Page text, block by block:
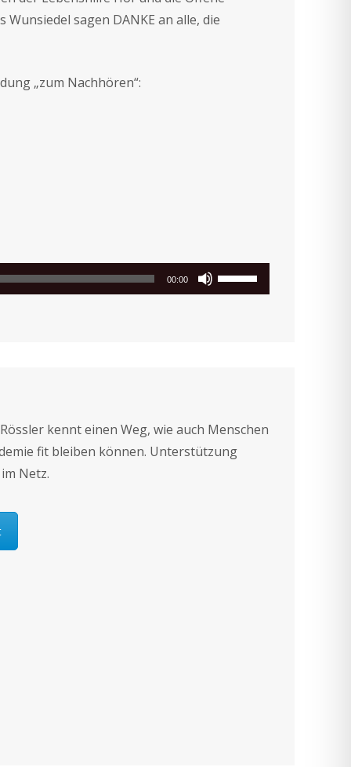
sagen DANKE an alle, die
„zum Nachhören“:
00:00
Pfeiltasten
Hoch/Runter
regeln.
kennt einen Weg, wie auch Menschen
fit bleiben können. Unterstützung
Netz.